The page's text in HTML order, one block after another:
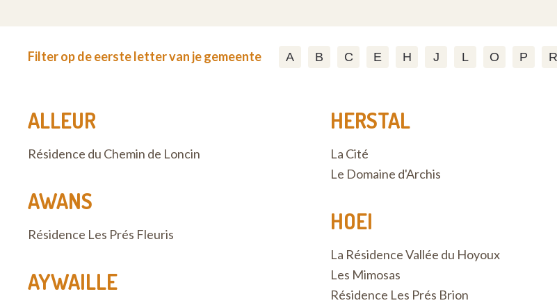
Filter op de eerste letter van je gemeente A B C E H J L O P R
ALLEUR
Résidence du Chemin de Loncin
AWANS
Résidence Les Prés Fleuris
AYWAILLE
HERSTAL
La Cité
Le Domaine d'Archis
HOEI
La Résidence Vallée du Hoyoux
Les Mimosas
Résidence Les Prés Brion